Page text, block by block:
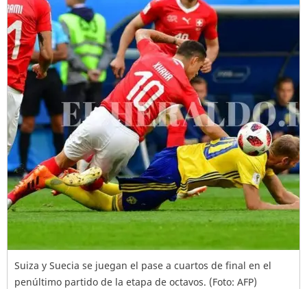
Suiza y Suecia se juegan el pase a cuartos de final en el
penúltimo partido de la etapa de octavos. (Foto: AFP)